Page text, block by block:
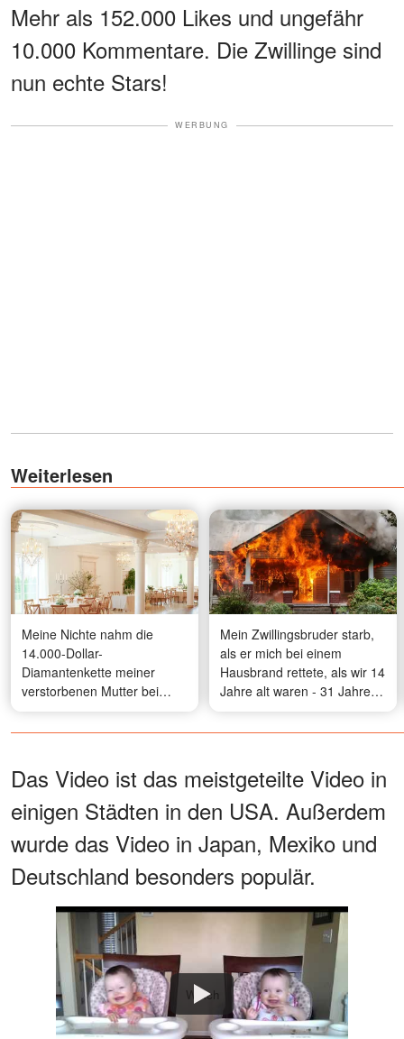
Mehr als 152.000 Likes und ungefähr
10.000 Kommentare. Die Zwillinge sind
nun echte Stars!
WERBUNG
Weiterlesen
Meine Nichte nahm die
14.000-Dollar-
Diamantenkette meiner
verstorbenen Mutter bei
meiner Hochzeit – was ich
dann tat, schockierte alle
Mein Zwillingsbruder starb,
als er mich bei einem
Hausbrand rettete, als wir 14
Jahre alt waren - 31 Jahre
später klopfte ein Mann an
meine Tür, der genau wie er
Das Video ist das meistgeteilte Video in
einigen Städten in den USA. Außerdem
wurde das Video in Japan, Mexiko und
Deutschland besonders populär.
Watch